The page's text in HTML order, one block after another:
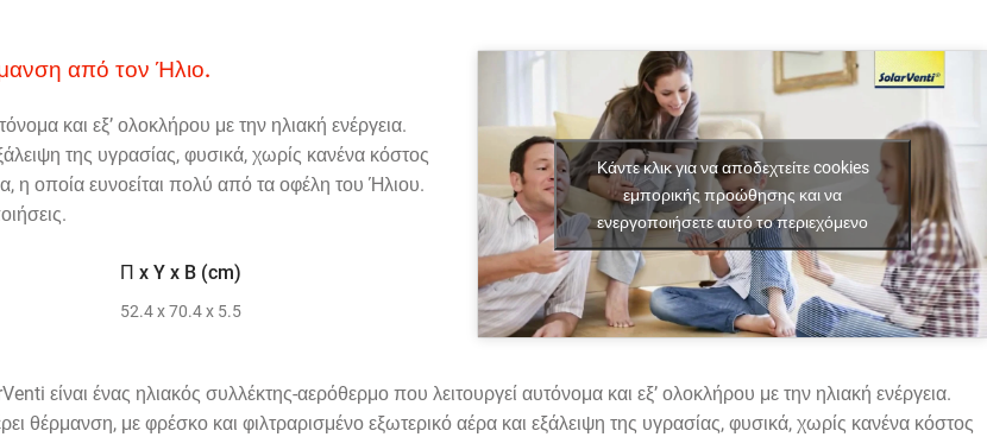
από τον Ήλιο.
και εξ’ ολοκλήρου με την ηλιακή ενέργεια.
της υγρασίας, φυσικά, χωρίς κανένα κόστος
η οποία ευνοείται πολύ από τα οφέλη του Ήλιου.
Π x Y x B (cm)
52.4 x 70.4 x 5.5
Κάντε κλικ για να αποδεχτείτε cookies
εμπορικής προώθησης και να
ενεργοποιήσετε αυτό το περιεχόμενο
είναι ένας ηλιακός συλλέκτης-αερόθερμο που λειτουργεί αυτόνομα και εξ’ ολοκλήρου με την ηλιακή ενέργεια.
θέρμανση, με φρέσκο και φιλτραρισμένο εξωτερικό αέρα και εξάλειψη της υγρασίας, φυσικά, χωρίς κανένα κόστος